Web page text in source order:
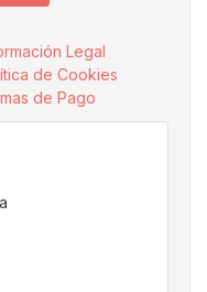
Legal
de Cookies
de Pago